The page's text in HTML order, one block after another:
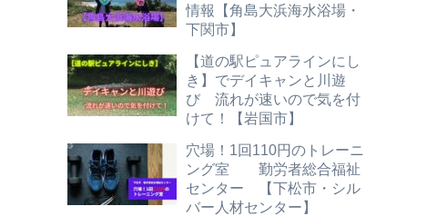
情報【角島大浜海水浴場・
下関市】
【道の駅ピュアラインにし
き】でデイキャンと川遊
び 流れが速いので気を付
けて！【岩国市】
穴場！1回110円のトレーニ
ング室 勤労者総合福祉
センター 【下松市・シル
バー人材センター】